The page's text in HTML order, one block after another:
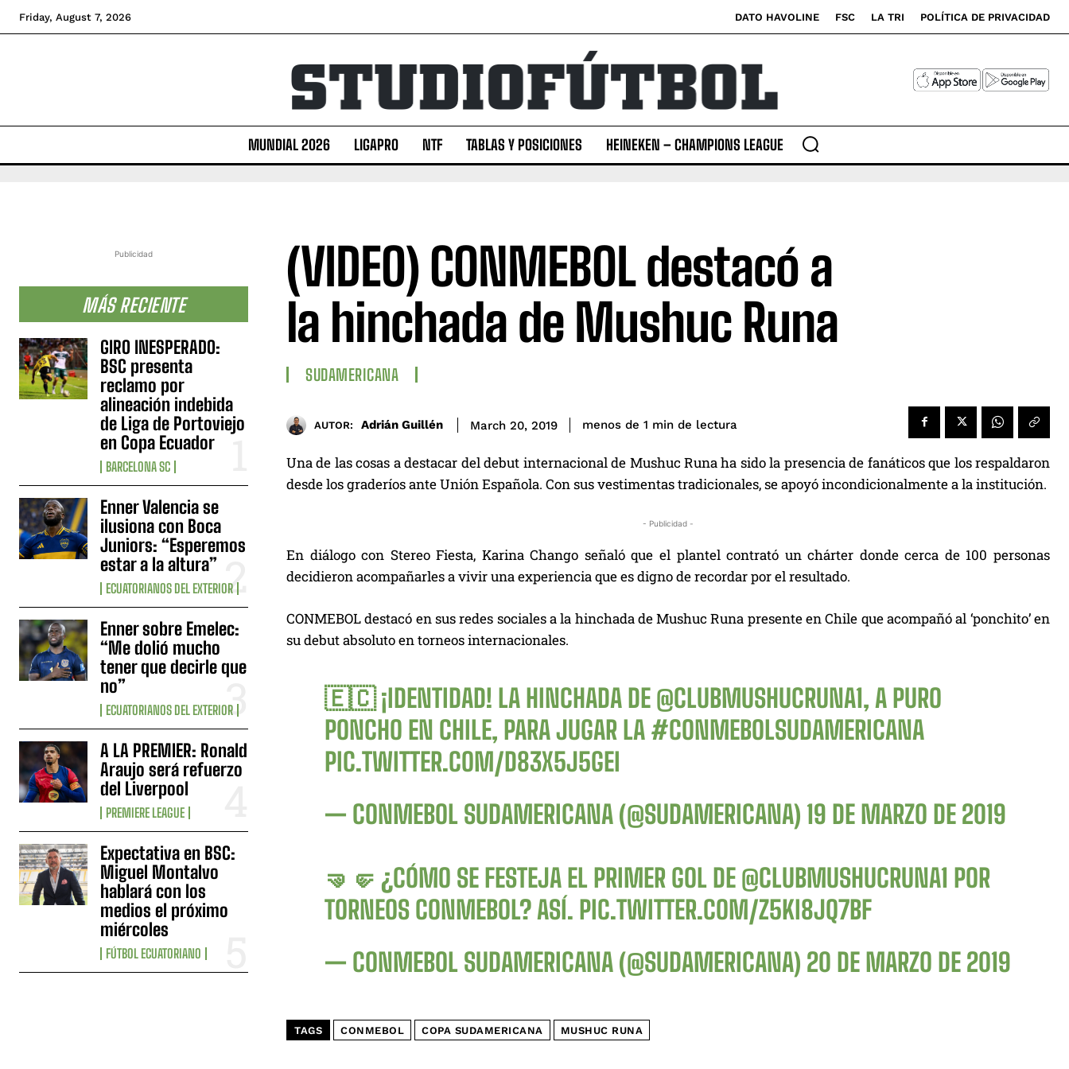
Friday, August 7, 2026 DATO HAVOLINE FSC LA TRI POLÍTICA DE PRIVACIDAD
MUNDIAL 2026 LIGAPRO NTF TABLAS Y POSICIONES HEINEKEN – CHAMPIONS LEAGUE
Publicidad
MÁS RECIENTE
GIRO INESPERADO:
BSC presenta
reclamo por
alineación indebida
de Liga de Portoviejo
en Copa Ecuador
BARCELONA SC
Enner Valencia se
ilusiona con Boca
Juniors: “Esperemos
estar a la altura”
ECUATORIANOS DEL EXTERIOR
Enner sobre Emelec:
“Me dolió mucho
tener que decirle que
no”
ECUATORIANOS DEL EXTERIOR
A LA PREMIER: Ronald
Araujo será refuerzo
del Liverpool
PREMIERE LEAGUE
Expectativa en BSC:
Miguel Montalvo
hablará con los
medios el próximo
miércoles
FÚTBOL ECUATORIANO
(VIDEO) CONMEBOL destacó a
la hinchada de Mushuc Runa
SUDAMERICANA
AUTOR: Adrián Guillén March 20, 2019 menos de 1 min de lectura
Una de las cosas a destacar del debut internacional de Mushuc Runa ha sido la presencia de fanáticos que los respaldaron
desde los graderíos ante Unión Española. Con sus vestimentas tradicionales, se apoyó incondicionalmente a la institución.
- Publicidad -
En diálogo con Stereo Fiesta, Karina Chango señaló que el plantel contrató un chárter donde cerca de 100 personas
decidieron acompañarles a vivir una experiencia que es digno de recordar por el resultado.
CONMEBOL destacó en sus redes sociales a la hinchada de Mushuc Runa presente en Chile que acompañó al ‘ponchito’ en
su debut absoluto en torneos internacionales.
🇪🇨 ¡IDENTIDAD! LA HINCHADA DE @CLUBMUSHUCRUNA1, A PURO
PONCHO EN CHILE, PARA JUGAR LA #CONMEBOLSUDAMERICANA
PIC.TWITTER.COM/D83X5J5GEI
— CONMEBOL SUDAMERICANA (@SUDAMERICANA) 19 DE MARZO DE 2019
🤜🤛 ¿CÓMO SE FESTEJA EL PRIMER GOL DE @CLUBMUSHUCRUNA1 POR
TORNEOS CONMEBOL? ASÍ. PIC.TWITTER.COM/Z5KI8JQ7BF
— CONMEBOL SUDAMERICANA (@SUDAMERICANA) 20 DE MARZO DE 2019
TAGS CONMEBOL COPA SUDAMERICANA MUSHUC RUNA